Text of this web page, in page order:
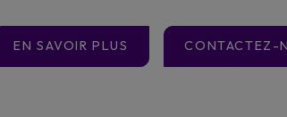
EN SAVOIR PLUS CONTACTEZ-